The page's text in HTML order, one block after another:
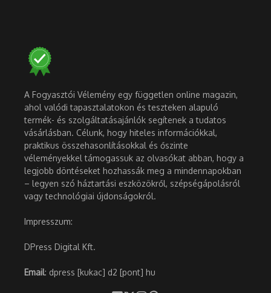
A Fogyasztói Vélemény egy független online magazin,
ahol valódi tapasztalatokon és teszteken alapuló
termék- és szolgáltatásajánlók segítenek a tudatos
vásárlásban. Célunk, hogy hiteles információkkal,
praktikus összehasonlításokkal és őszinte
véleményekkel támogassuk az olvasókat abban, hogy a
legjobb döntéseket hozhassák meg a mindennapokban
– legyen szó háztartási eszközökről, szépségápolásról
vagy technológiai újdonságokról.
Impresszum:
DPress Digital Kft.
Email: dpress [kukac] d2 [pont] hu